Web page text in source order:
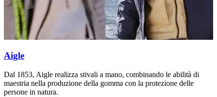
Aigle
Dal 1853, Aigle realizza stivali a mano, combinando le abilità di
maestria nella produzione della gomma con la protezione delle
persone in natura.